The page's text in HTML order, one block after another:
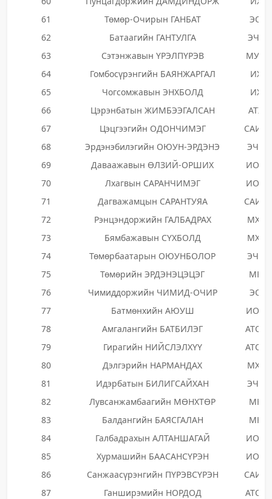
61
Төмөр-Очирын ГАНБАТ
ЭОН
62
Батаагийн ГАНТУЛГА
ЭЧХН
63
Сэтэнжавын ҮРЭЛПҮРЭВ
МУНН
64
Гомбосүрэнгийн БАЯНЖАРГАЛ
ИХН
65
Чогсомжавын ЭНХБОЛД
ИХН
66
Цэрэнбатын ЖИМБЭЭГАЛСАН
АТХН
67
Цэцгээгийн ОДОНЧИМЭГ
68
Эрдэнэбилэгийн ОЮУН-ЭРДЭНЭ
ЭЧЭН
69
Даваажавын ӨЛЗИЙ-ОРШИХ
ИОНН
70
Лхагвын САРАНЧИМЭГ
ИОНН
71
Дагважамцын САРАНТУЯА
72
Рэнцэндоржийн ГАЛБАДРАХ
МХТН
73
Бямбажавын СҮХБОЛД
МХТН
74
Төмөрбаатарын ОЮУНБОЛОР
ЭЧЭН
75
Төмөрийн ЭРДЭНЭЦЭЦЭГ
МКН
76
Чимиддоржийн ЧИМИД-ОЧИР
ЭОН
77
Батмөнхийн АЮУШ
ИОНН
78
Амгалангийн БАТБИЛЭГ
АТОЗН
79
Гирагийн НИЙСЛЭЛХҮҮ
АТОЗН
80
Дэлгэрийн НАРМАНДАХ
МХТН
81
Идэрбатын БИЛИГСАЙХАН
ЭЧЭН
82
Лувсанжамбаагийн МӨНХТӨР
МКН
83
Балдангийн БАЯСГАЛАН
МКН
84
Галбадрахын АЛТАНШАГАЙ
ИОНН
85
Хурмашийн БААСАНСҮРЭН
ИОНН
86
Санжаасүрэнгийн ПҮРЭВСҮРЭН
87
Ганширэмийн НОРДОД АТОЗН